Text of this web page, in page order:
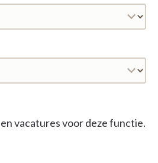
vacatures voor deze functie.